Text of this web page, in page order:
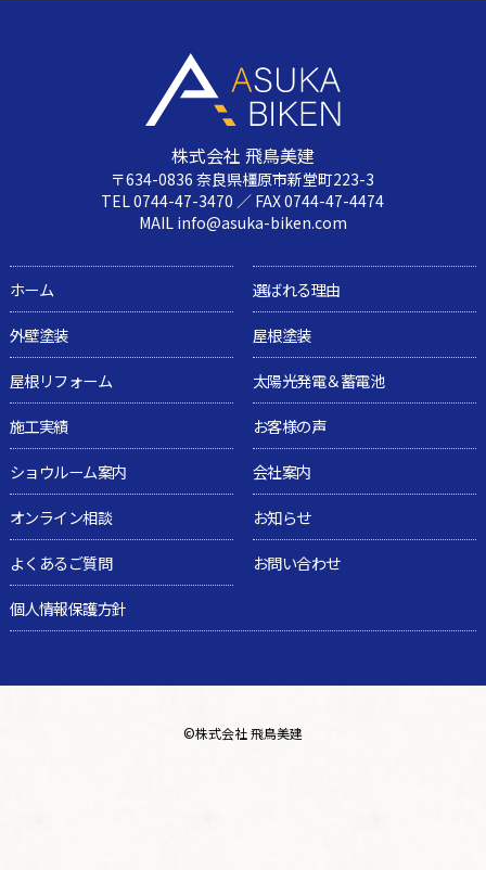
株式会社 飛鳥美建
〒634-0836 奈良県橿原市新堂町223-3
TEL 0744-47-3470 ／ FAX 0744-47-4474
MAIL info@asuka-biken.com
ホーム
選ばれる理由
外壁塗装
屋根塗装
屋根リフォーム
太陽光発電＆蓄電池
施工実績
お客様の声
ショウルーム案内
会社案内
オンライン相談
お知らせ
よくあるご質問
お問い合わせ
個人情報保護方針
©株式会社 飛鳥美建